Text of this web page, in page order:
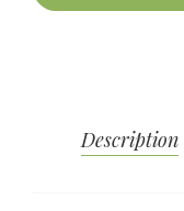
Description